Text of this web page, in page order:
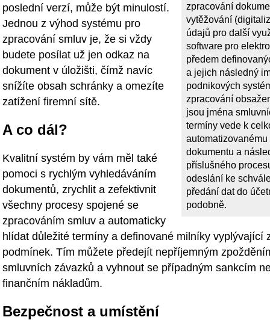
zpracování
vytěžování
údajů pro další
software pro
předem
a jejich následný
podnikových
zpracování
jsou jména
termíny vede k
dokumentu a
příslušného
odeslání ke
předání dat do
podobně.
poslední verzí, může být minulostí.
Jednou z výhod systému pro
zpracování smluv je, že si vždy
budete posílat už jen odkaz na
dokument v úložišti, čímž navíc
snížíte obsah schránky a omezíte
zatížení firemní sítě.
A co dál?
Kvalitní systém by vám měl také
pomoci s rychlým vyhledáváním
dokumentů, zrychlit a zefektivnit
všechny procesy spojené se
zpracováním smluv a automaticky
hlídat důležité termíny a definované milníky vyplývající
podmínek. Tím můžete předejít nepříjemným
smluvních závazků a vyhnout se případným sankcím
finančním nákladům.
Bezpečnost a umístění